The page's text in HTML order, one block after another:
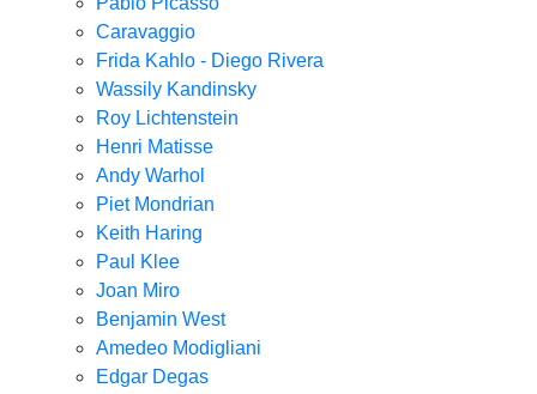
Caravaggio
Frida Kahlo - Diego Rivera
Wassily Kandinsky
Roy Lichtenstein
Henri Matisse
Andy Warhol
Piet Mondrian
Keith Haring
Paul Klee
Joan Miro
Benjamin West
Amedeo Modigliani
Edgar Degas